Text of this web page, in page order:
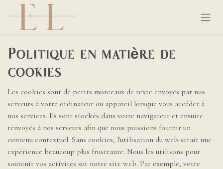
Se rendre au contenu
Politique en matière de
cookies
Les cookies sont de petits morceaux de texte envoyés par nos
serveurs à votre ordinateur ou appareil lorsque vous accédez à
nos services. Ils sont stockés dans votre navigateur et ensuite
renvoyés à nos serveurs afin que nous puissions fournir un
contenu contextuel. Sans cookies, l'utilisation du web serait une
expérience beaucoup plus frustrante. Nous les utilisons pour
soutenir vos activités sur notre site web. Par exemple, votre